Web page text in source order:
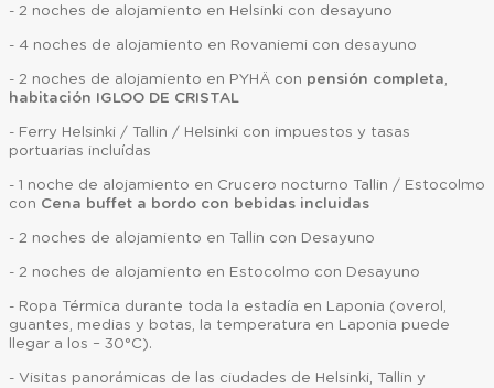
- 2 noches de alojamiento en Helsinki con desayuno
- 4 noches de alojamiento en Rovaniemi con desayuno
- 2 noches de alojamiento en PYHÄ con pensión completa,
habitación IGLOO DE CRISTAL
- Ferry Helsinki / Tallin / Helsinki con impuestos y tasas
portuarias incluídas
- 1 noche de alojamiento en Crucero nocturno Tallin / Estocolmo
con Cena buffet a bordo con bebidas incluidas
- 2 noches de alojamiento en Tallin con Desayuno
- 2 noches de alojamiento en Estocolmo con Desayuno
- Ropa Térmica durante toda la estadía en Laponia (overol,
guantes, medias y botas, la temperatura en Laponia puede
llegar a los – 30°C).
- Visitas panorámicas de las ciudades de Helsinki, Tallin y